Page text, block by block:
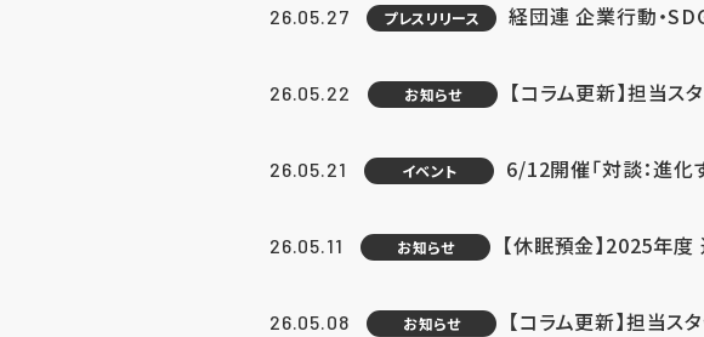
26.05.27 プレスリリース 経団連 企業行動・
26.05.22 お知らせ 【コラム更新】担当
26.05.21 イベント 6/12開催「対談：進
26.05.11 お知らせ 【休眠預金】2025年
26.05.08 お知らせ 【コラム更新】担当